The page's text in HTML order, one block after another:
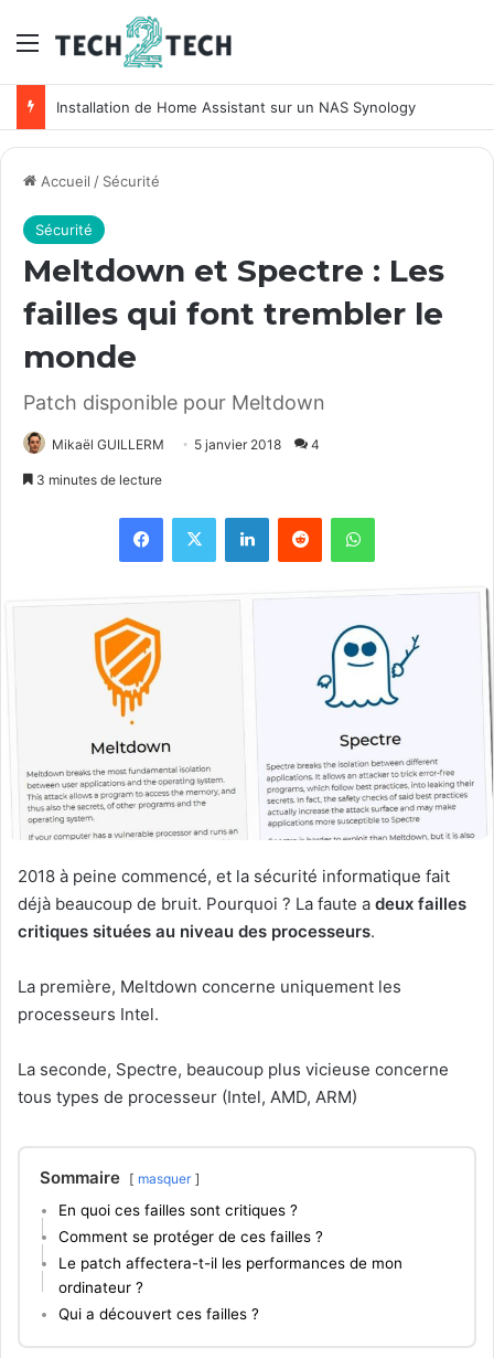
Menu
Installation de Home Assistant sur un NAS Synology
Accueil / Sécurité
Sécurité
Meltdown et Spectre : Les
failles qui font trembler le
monde
Patch disponible pour Meltdown
Mikaël GUILLERM 5 janvier 2018 4
3 minutes de lecture
2018 à peine commencé, et la sécurité informatique fait
déjà beaucoup de bruit. Pourquoi ? La faute a deux failles
critiques situées au niveau des processeurs.
La première, Meltdown concerne uniquement les
processeurs Intel.
La seconde, Spectre, beaucoup plus vicieuse concerne
tous types de processeur (Intel, AMD, ARM)
Sommaire masquer
En quoi ces failles sont critiques ?
Comment se protéger de ces failles ?
Le patch affectera-t-il les performances de mon
ordinateur ?
Qui a découvert ces failles ?